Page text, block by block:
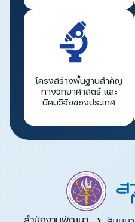
โครงสร้างพื้นฐานสำคัญ
ทางวิทยาศาสตร์ และ
นิคมวิจัยของประเทศ